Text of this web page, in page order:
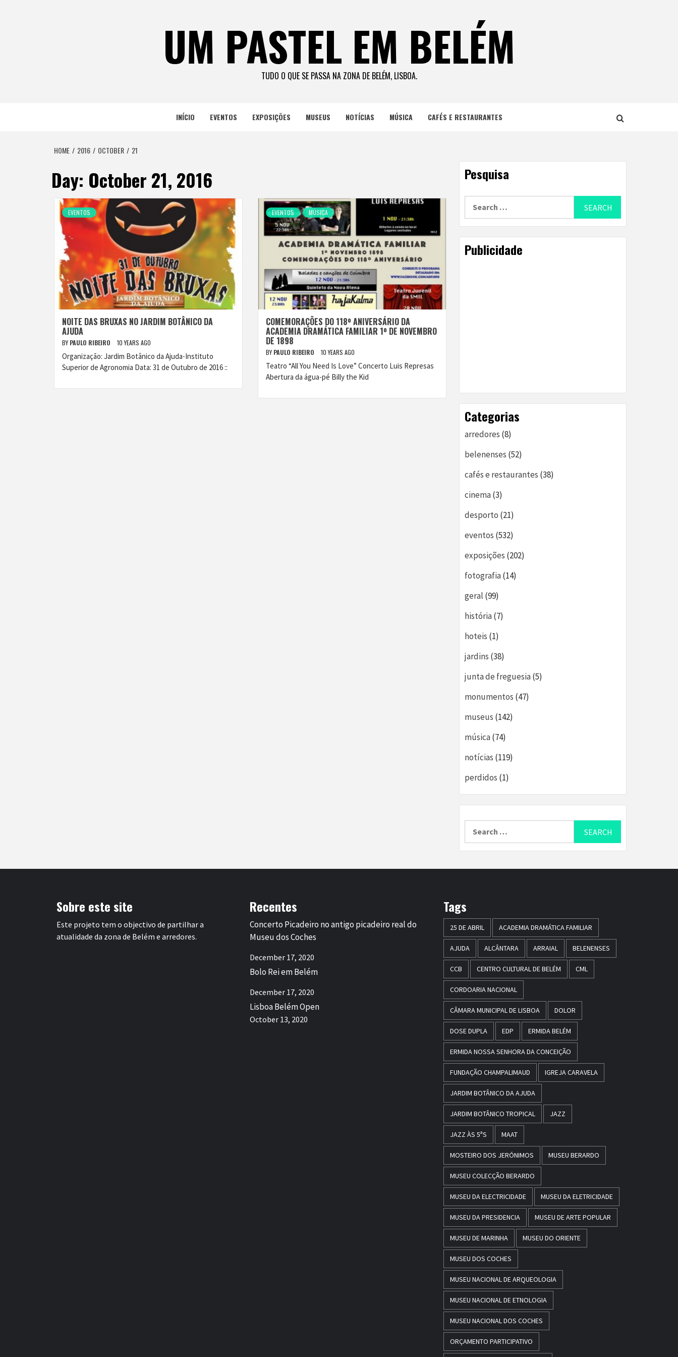
UM PASTEL EM BELÉM
TUDO O QUE SE PASSA NA ZONA DE BELÉM, LISBOA.
INÍCIO EVENTOS EXPOSIÇÕES MUSEUS NOTÍCIAS MÚSICA CAFÉS E RESTAURANTES
HOME 2016 OCTOBER 21
Day: October 21, 2016
EVENTOS
NOITE DAS BRUXAS NO JARDIM BOTÂNICO DA
AJUDA
BY PAULO RIBEIRO 10 YEARS AGO
Organização: Jardim Botânico da Ajuda-Instituto
Superior de Agronomia Data: 31 de Outubro de 2016 ::
EVENTOS MÚSICA
COMEMORAÇÕES DO 118º ANIVERSÁRIO DA
ACADEMIA DRAMÁTICA FAMILIAR 1º DE NOVEMBRO
DE 1898
BY PAULO RIBEIRO 10 YEARS AGO
Teatro “All You Need Is Love” Concerto Luis Represas
Abertura da água-pé Billy the Kid
Pesquisa
Publicidade
Categorias
arredores (8)
belenenses (52)
cafés e restaurantes (38)
cinema(3)
desporto (21)
eventos (532)
exposições (202)
fotografia(14)
geral (99)
história(7)
hoteis (1)
jardins (38)
junta de freguesia(5)
monumentos (47)
museus (142)
música(74)
notícias (119)
perdidos (1)
Sobre este site
Este projeto tem o objectivo de partilhar a
atualidade da zona de Belém e arredores.
Recentes
Concerto Picadeiro no antigo picadeiro real do
Museu dos Coches
December 17, 2020
Bolo Rei em Belém
December 17, 2020
Lisboa Belém Open
October 13, 2020
Tags
25 DE ABRIL ACADEMIA DRAMÁTICA FAMILIAR
AJUDA ALCÂNTARA ARRAIAL BELENENSES
CCB CENTRO CULTURAL DE BELÉM CML
CORDOARIA NACIONAL
CÂMARA MUNICIPAL DE LISBOA DOLOR
DOSE DUPLA EDP ERMIDA BELÉM
ERMIDA NOSSA SENHORA DA CONCEIÇÃO
FUNDAÇÃO CHAMPALIMAUD IGREJA CARAVELA
JARDIM BOTÂNICO DA AJUDA
JARDIM BOTÂNICO TROPICAL JAZZ
JAZZ ÀS 5ªS MAAT
MOSTEIRO DOS JERÓNIMOS MUSEU BERARDO
MUSEU COLECÇÃO BERARDO
MUSEU DA ELECTRICIDADE MUSEU DA ELETRICIDADE
MUSEU DA PRESIDENCIA MUSEU DE ARTE POPULAR
MUSEU DE MARINHA MUSEU DO ORIENTE
MUSEU DOS COCHES
MUSEU NACIONAL DE ARQUEOLOGIA
MUSEU NACIONAL DE ETNOLOGIA
MUSEU NACIONAL DOS COCHES
ORÇAMENTO PARTICIPATIVO